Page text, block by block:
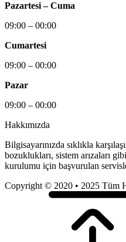
Pazartesi – Cuma
09:00 – 00:00
Cumartesi
09:00 – 00:00
Pazar
09:00 – 00:00
Hakkımızda
Bilgisayarınızda sıklıkla
bozuklukları, sistem arızaları
kurulumu için başvurulan
Copyright © 2020 • 2025 Tüm